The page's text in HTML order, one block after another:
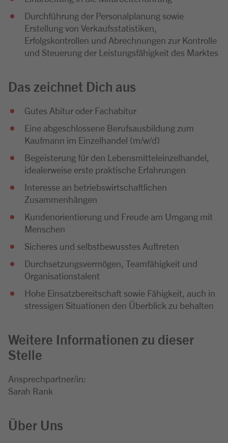
Durchführung der Personalplanung sowie
Erstellung von Verkaufsstatistiken,
Erfolgskontrollen und Abrechnungen zur Kontrolle
und Steuerung der Leistungsfähigkeit des Marktes
Das zeichnet Dich aus
Gutes Abitur oder Fachabitur
Eine abgeschlossene Berufsausbildung zum
Kaufmann im Einzelhandel (m/w/d)
Begeisterung für den Lebensmitteleinzelhandel,
idealerweise erste praktische Erfahrungen
Interesse an betriebswirtschaftlichen
Zusammenhängen
Kundenorientierung und Freude am Umgang mit
Menschen
Sicheres und selbstbewusstes Auftreten
Durchsetzungsvermögen, Teamfähigkeit und
Organisationstalent
Hohe Einsatzbereitschaft sowie Fähigkeit, auch in
stressigen Situationen den Überblick zu behalten
Weitere Informationen zu dieser
Stelle
Ansprechpartner/in:
Sarah Rank
Über Uns